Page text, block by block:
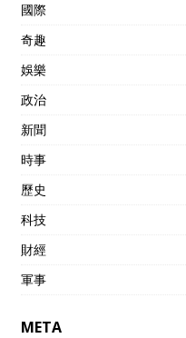
國際
奇趣
娛樂
政治
新聞
時事
歷史
科技
財經
軍事
META